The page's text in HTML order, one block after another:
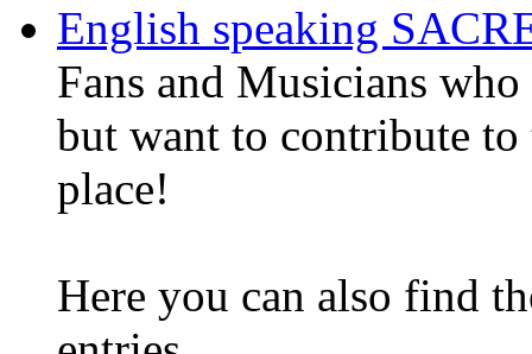
English speaking
Fans and Musicians
but want to contribute to
place!
Here you can also find